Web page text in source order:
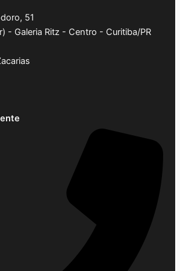
51
- Galeria Ritz - Centro - Curitiba/PR